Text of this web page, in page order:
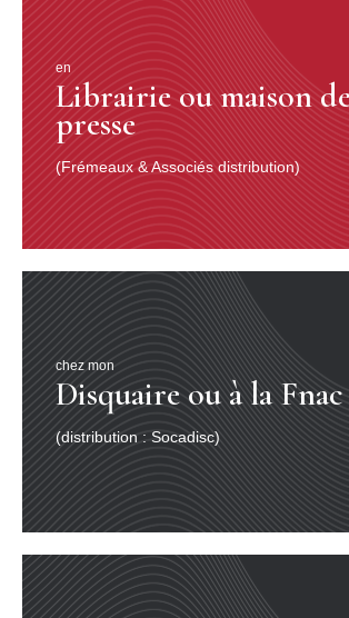
en
Librairie ou maison
presse
(Frémeaux & Associés distribution)
chez mon
Disquaire ou à la Fnac
(distribution : Socadisc)